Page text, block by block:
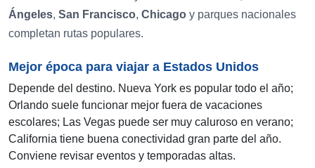
Ángeles, San Francisco, Chicago y parques nacionales
completan rutas populares.
Mejor época para viajar a Estados Unidos
Depende del destino. Nueva York es popular todo el año;
Orlando suele funcionar mejor fuera de vacaciones
escolares; Las Vegas puede ser muy caluroso en verano;
California tiene buena conectividad gran parte del año.
Conviene revisar eventos y temporadas altas.